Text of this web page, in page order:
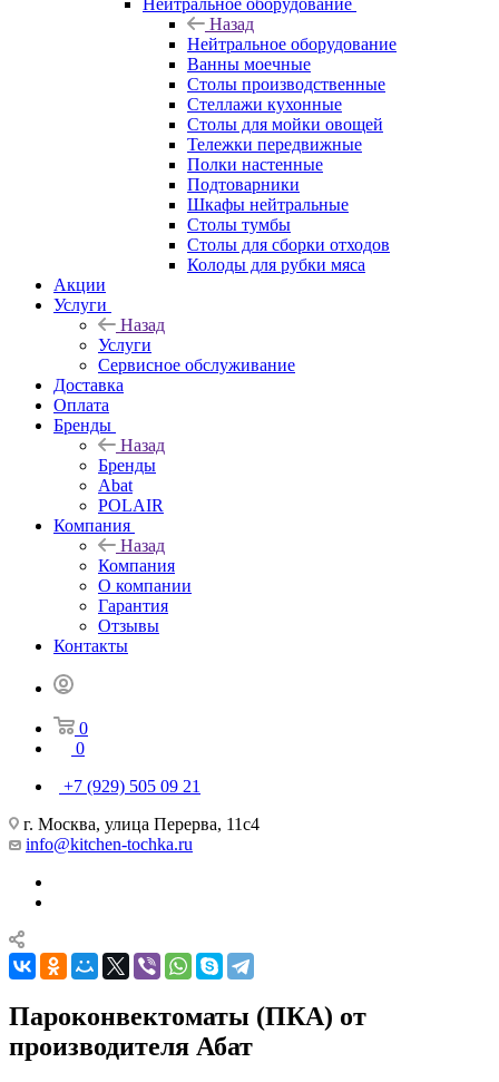
Нейтральное оборудование
Назад
Нейтральное оборудование
Ванны моечные
Столы производственные
Стеллажи кухонные
Столы для мойки овощей
Тележки передвижные
Полки настенные
Подтоварники
Шкафы нейтральные
Столы тумбы
Столы для сборки отходов
Колоды для рубки мяса
Акции
Услуги
Назад
Услуги
Сервисное обслуживание
Доставка
Оплата
Бренды
Назад
Бренды
Abat
POLAIR
Компания
Назад
Компания
О компании
Гарантия
Отзывы
Контакты
0
0
+7 (929) 505 09 21
г. Москва, улица Перерва, 11с4
info@kitchen-tochka.ru
Пароконвектоматы (ПКА) от
производителя Абат